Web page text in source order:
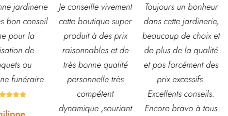
vivement
super
à des prix
et de
qualité
très
,souriant
Toujours un bonheur
dans cette jardinerie,
beaucoup de choix et
de plus de la qualité
et pas forcément des
prix excessifs.
Excellents conseils.
Encore bravo à tous
Très belle jardinerie,
grand choix de fleurs
et d’arbustes mais
également de pots ou
autre accessoires de
jardin. L’équipe est
souvent disponible
pour échanger et